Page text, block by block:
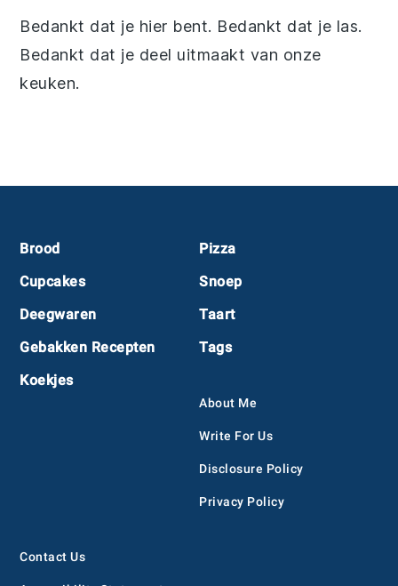
Bedankt dat je hier bent. Bedankt dat je las.
Bedankt dat je deel uitmaakt van onze
keuken.
Brood
Cupcakes
Deegwaren
Gebakken Recepten
Koekjes
Pizza
Snoep
Taart
Tags
About Me
Write For Us
Disclosure Policy
Privacy Policy
Contact Us